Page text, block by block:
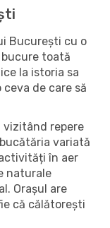
București cu o
toată
la istoria sa
de care să
vizitând repere
variată
în aer
naturale
Orașul are
că călătorești